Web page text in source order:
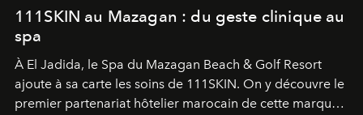
111SKIN au Mazagan : du geste clinique au
spa
À El Jadida, le Spa du Mazagan Beach & Golf Resort
ajoute à sa carte les soins de 111SKIN. On y découvre le
premier partenariat hôtelier marocain de cette marque